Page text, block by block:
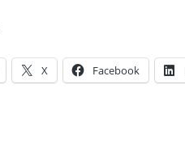
X Facebook